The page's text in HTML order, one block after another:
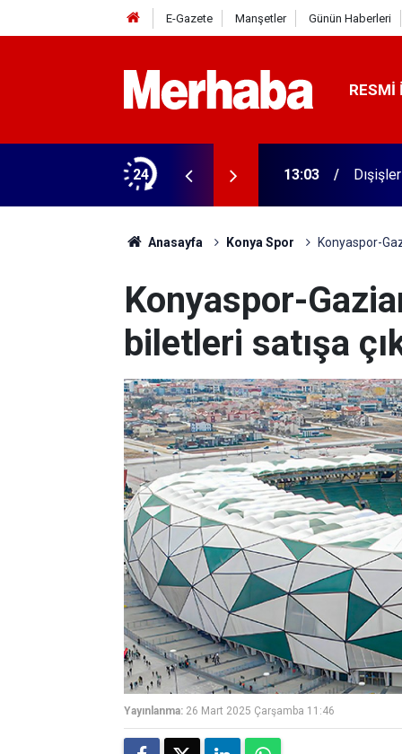
E-Gazete Manşetler Günün Haberleri
RESMI
24 13:03
Anasayfa Konya Spor Konyaspor-
Konyaspor-
biletleri satışa
Yayınlanma: 26 Mart 2025 Çarşamba 11:46